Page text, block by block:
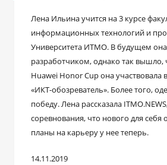
Лена Ильина учится на 3 курсе
информационных технологий и
Университета ИТМО. В будущем она
разработчиком, однако так вышло,
Huawei Honor Cup она
«ИКТ-обозреватель». Более того,
победу. Лена рассказала
соревнования, что нового для себя
планы на карьеру у нее теперь.
14.11.2019